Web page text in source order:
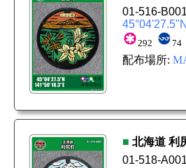
01-516-B001
292 74
配布場所:
■ 北海道 利
01-518-A001